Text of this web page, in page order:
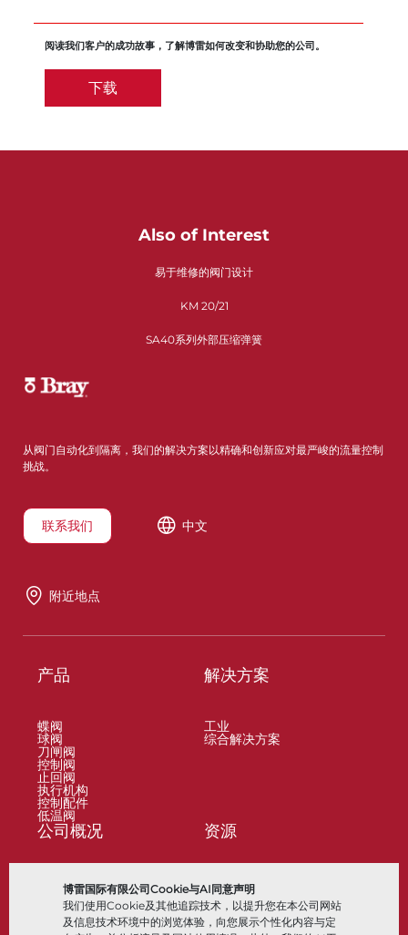
博雷国际有限公司Cookie与AI同意声明
我们使用Cookie及其他追踪技术，以提升您在本公司网站
及信息技术环境中的浏览体验，向您展示个性化内容与定
阅读我们客户的成功故事，了解博雷如何改变和协助您的公司。
下载
Also of Interest
易于维修的阀门设计
KM 20/21
SA40系列外部压缩弹簧
从阀门自动化到隔离，我们的解决方案以精确和创新应对最严峻的流量控制
挑战。
联系我们 中文
附近地点
产品
蝶阀
球阀
刀闸阀
控制阀
止回阀
执行机构
控制配件
低温阀
解决方案
工业
综合解决方案
公司概况
合作伙伴
可持续性
资源
文档
知识中心
软件
材料选择